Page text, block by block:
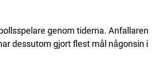
genom tiderna. Anfallaren
dessutom gjort flest mål någonsin i